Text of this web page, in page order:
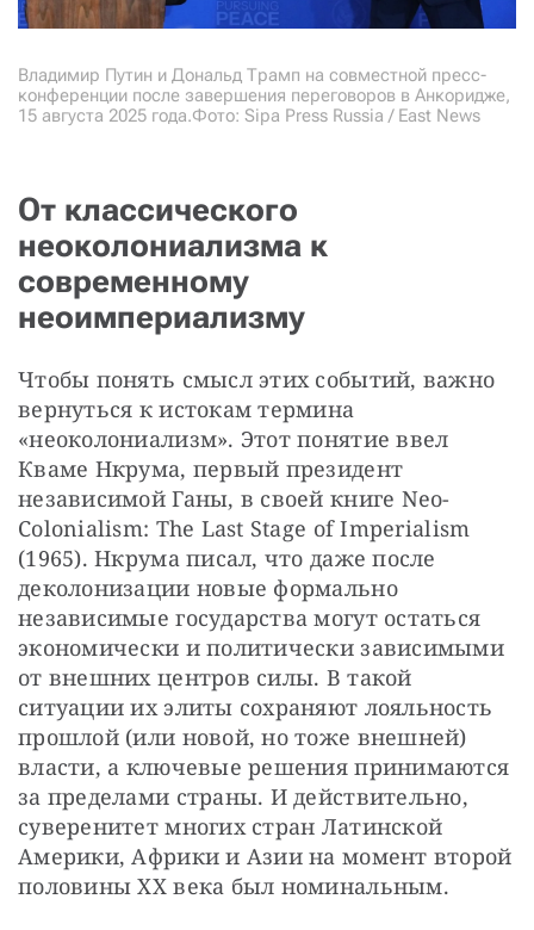
Владимир Путин и Дональд Трамп на совместной пресс-
конференции после завершения переговоров в Анкоридже,
15 августа 2025 года.Фото: Sipa Press Russia / East News
От классического
неоколониализма к
современному
неоимпериализму
Чтобы понять смысл этих событий, важно
вернуться к истокам термина
«неоколониализм». Этот понятие ввел
Кваме Нкрума, первый президент
независимой Ганы, в своей книге Neo-
Colonialism: The Last Stage of Imperialism
(1965). Нкрума писал, что даже после
деколонизации новые формально
независимые государства могут остаться
экономически и политически зависимыми
от внешних центров силы. В такой
ситуации их элиты сохраняют лояльность
прошлой (или новой, но тоже внешней)
власти, а ключевые решения принимаются
за пределами страны. И действительно,
суверенитет многих стран Латинской
Америки, Африки и Азии на момент второй
половины XX века был номинальным.